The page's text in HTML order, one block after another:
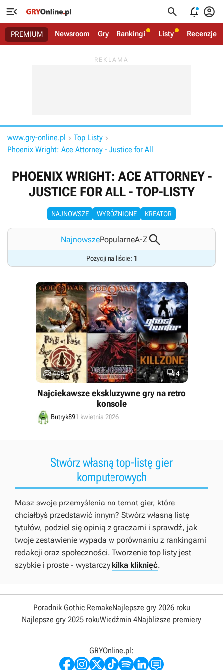
   
PREMIUM Newsroom Gry Rankingi Listy Recenzje
www.gry-online.pl  Top Listy 
Phoenix Wright: Ace Attorney - Justice for All
PHOENIX WRIGHT: ACE ATTORNEY -
JUSTICE FOR ALL - TOP-LISTY
NAJNOWSZE WYRÓŻNIONE KREATOR
NajnowszePopularneA-Z
Pozycji na liście: 1
4
448
Najciekawsze ekskluzywne gry na retro
konsole
Butryk891 kwietnia 2026
Stwórz własną top-listę gier
komputerowych
Masz swoje przemyślenia na temat gier, które
chciałbyś przedstawić innym? Stwórz własną listę
tytułów, podziel się opinią z graczami i sprawdź, jak
twoje zestawienie wypada w porównaniu z rankingami
redakcji oraz społeczności. Tworzenie top listy jest
szybkie i proste - wystarczy kilka kliknięć.
Poradnik Gothic RemakeNajlepsze gry 2026 roku
Najlepsze gry 2025 rokuWiedźmin 4Najbliższe premiery
GRYOnline.pl: